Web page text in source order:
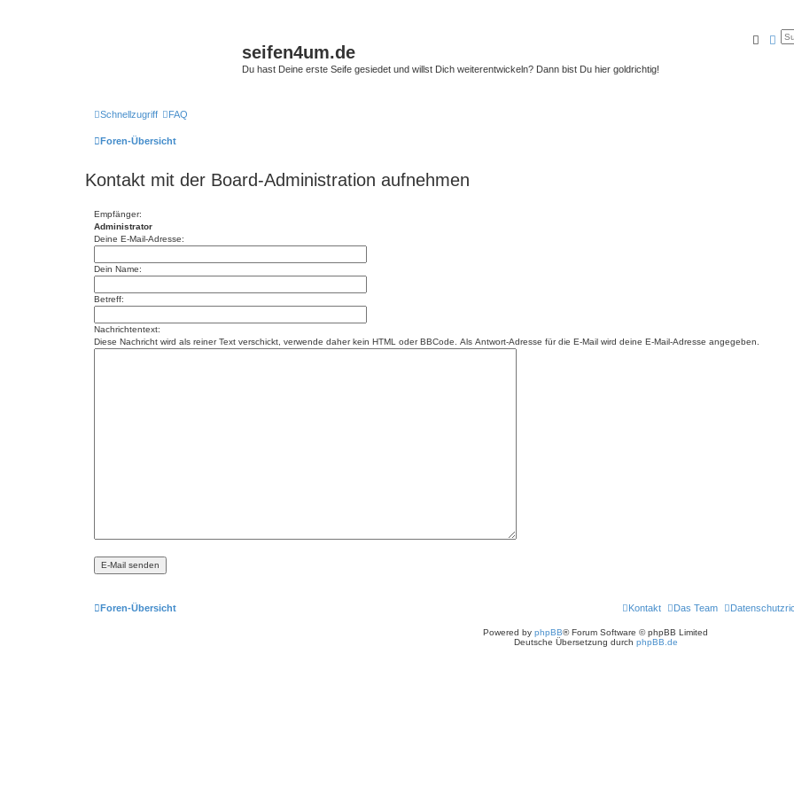
seifen4um.de
Du hast Deine erste Seife gesiedet und willst Dich weiterentwickeln? Dann bist Du hier goldrichtig!
Suche
Schnellzugriff FAQ
Foren-Übersicht
Kontakt mit der Board-Administration aufnehmen
Empfänger:
Administrator
Deine E-Mail-Adresse:
Dein Name:
Betreff:
Nachrichtentext:
Diese Nachricht wird als reiner Text verschickt, verwende daher kein HTML oder BBCode. Als Antwort-Adresse für die E-Mail wird deine E-Mail-Adresse angegeben.
Foren-Übersicht Das Team
Kontakt
Powered by phpBB® Forum Software © phpBB Limited
Deutsche Übersetzung durch phpBB.de